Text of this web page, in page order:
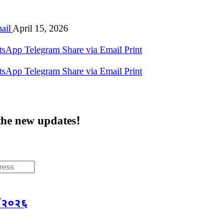
April 15, 2026
Telegram Share via Email Print
Telegram Share via Email Print
new updates!